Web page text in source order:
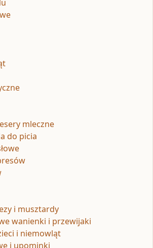
mleczne
do picia
i musztardy
wanienki i przewijaki
i niemowląt
i upominki